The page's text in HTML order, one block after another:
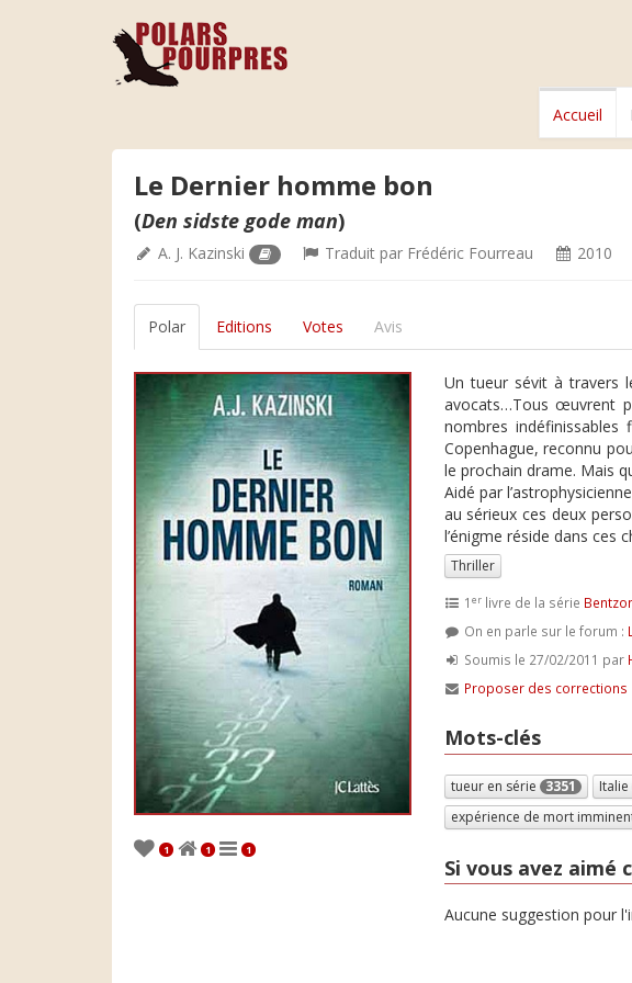
Accueil
Le Dernier homme bon
(Den sidste gode man)
A. J. Kazinski Traduit par Frédéric Fourreau 2010
Polar Editions Votes Avis
1 1 1
Un tueur sévit à travers
avocats…Tous œuvrent
nombres
Copenhague, reconnu
le prochain drame. Mais
Aidé par
au sérieux ces deux
l’énigme réside dans ces
Thriller
1 erlivre de la série
On en parle sur le forum :
Soumis le 27/02/2011 par
Proposer des corrections
Mots-clés
tueur en série 3351 Italie
expérience de mort
Si vous avez aimé
Aucune suggestion pour